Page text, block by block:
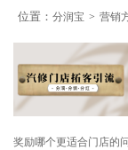
位置： 分润宝 > 营销
奖励哪个更适合门店的